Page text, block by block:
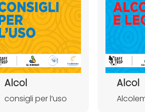
Alcol
consigli per l’uso
Alcol